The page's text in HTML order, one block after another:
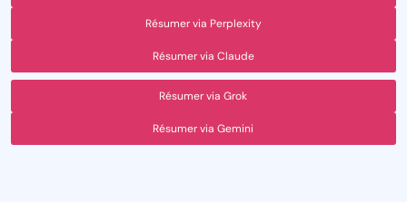
Résumer via Perplexity
Résumer via Claude
Résumer via Grok
Résumer via Gemini